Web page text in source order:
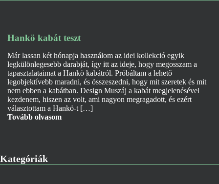
Hankö kabát teszt
Már lassan két hónapja használom az idei kollekció egyik
legkülönlegesebb darabját, így itt az ideje, hogy megosszam a
tapasztalataimat a Hankö kabátról. Próbáltam a lehető
legobjektívebb maradni, és összeszedni, hogy mit szeretek és mit
nem ebben a kabátban. Design Muszáj a kabát megjelenésével
kezdenem, hiszen az volt, ami nagyon megragadott, és ezért
választottam a Hankö-t […]
Tovább olvasom
Kategóriák